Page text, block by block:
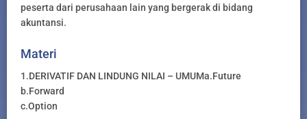
peserta dari perusahaan lain yang bergerak di bidang
akuntansi.
Materi
1.DERIVATIF DAN LINDUNG NILAI – UMUMa.Future
b.Forward
c.Option